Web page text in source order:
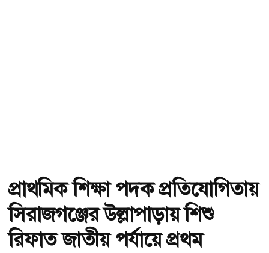
প্রাথমিক শিক্ষা পদক প্রতিযোগিতায়
সিরাজগঞ্জের উল্লাপাড়ায় শিশু
রিফাত জাতীয় পর্যায়ে প্রথম